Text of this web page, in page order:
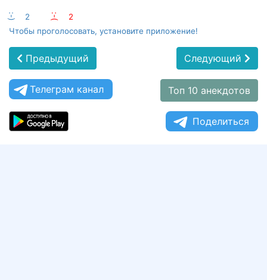
:-) 2 :-(
2
Чтобы проголосовать, установите приложение!
Предыдущий Следующий
Телеграм канал Топ 10 анекдотов
Поделиться